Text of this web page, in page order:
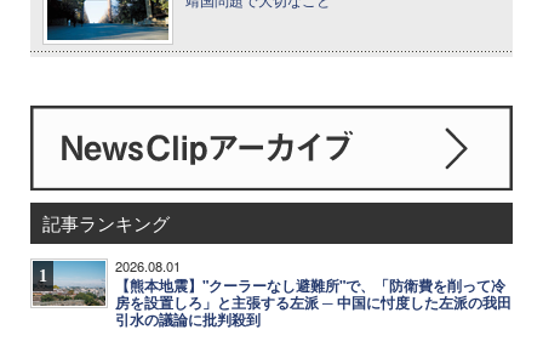
記事ランキング
1 2026.08.01
【熊本地震】"クーラーなし避難所"で、「防衛費を削って冷
房を設置しろ」と主張する左派 ─ 中国に忖度した左派の我田
引水の議論に批判殺到